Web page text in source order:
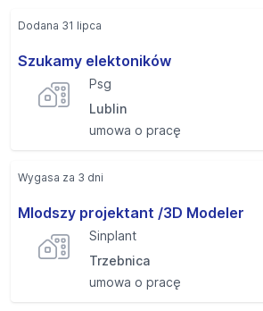
Szukamy elektoników
Psg
Lublin
umowa o pracę
Dodana 31 lipca
Mlodszy projektant /3D Modeler
Sinplant
Trzebnica
umowa o pracę
Wygasa za 3 dni